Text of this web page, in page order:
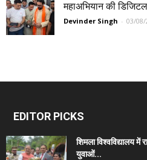
महाअभियान की
Devinder Singh - 03/08/
EDITOR PICKS
शिमला विश्वविद्यालय
युवाओं...